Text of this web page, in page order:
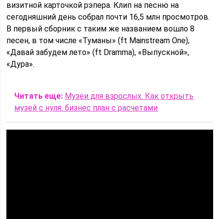
визитной карточкой рэпера. Клип на песню на
сегодняшний день собрал почти 16,5 млн просмотров.
В первый сборник с таким же названием вошло 8
песен, в том числе «Туманы» (ft Mainstream One),
«Давай забудем лето» (ft Dramma), «Выпускной»,
«Дура».
Читать еще: Музеи для взрослых. Как открыть
музей с нуля: бизнес план с расчетами